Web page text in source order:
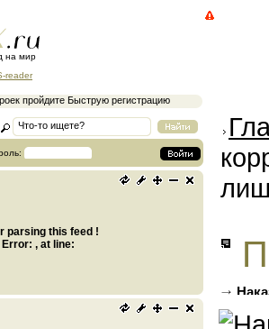
на мир
пройдите Быструю регистрацию
reader
parsing this feed !
Error: , at line: